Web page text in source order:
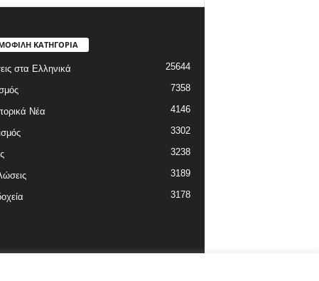
ΚΑΤΗΓΟΡΙΑ
στα Ελληνικά 25644
7358
Νέα 4146
3302
3238
3189
3178